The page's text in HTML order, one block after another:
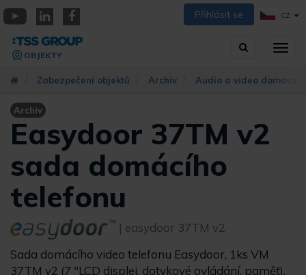
Přejít
k
hlavnímu
obsahu
Přihlásit se CZ
Vyhledávání
OBJEKTY
Zabezpečení objektů Archiv Audio a video domovní
Archiv
Easydoor 37TM v2
sada domácího
telefonu
| easydoor 37TM v2
Sada domácího video telefonu Easydoor, 1ks VM
37TM v2 (7 "LCD displej, dotykové ovládání, paměť),